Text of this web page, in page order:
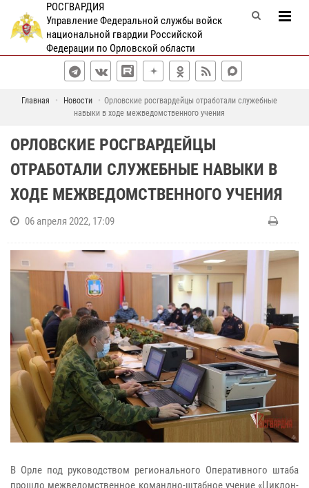
РОСГВАРДИЯ
Управление Федеральной службы войск
национальной гвардии Российской
Федерации по Орловской области
Главная Новости
Орловские росгвардейцы отработали служебные
навыки в ходе межведомственного учения
ОРЛОВСКИЕ РОСГВАРДЕЙЦЫ
ОТРАБОТАЛИ СЛУЖЕБНЫЕ НАВЫКИ В
ХОДЕ МЕЖВЕДОМСТВЕННОГО УЧЕНИЯ
06 апреля 2022, 17:09
В Орле под руководством регионального Оперативного штаба
прошло межведомственное командно-штабное учение «Циклон-